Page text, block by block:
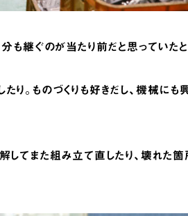
も継ぐのが当たり前だと思っていたと
り。ものづくりも好きだし、機械にも
してまた組み立て直したり、壊れた箇